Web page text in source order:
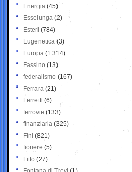
Energia (45)
Esselunga (2)
Esteri (784)
Eugenetica (3)
Europa (1.314)
Fassino (13)
federalismo (167)
Ferrara (21)
Ferretti (6)
ferrovie (133)
finanziaria (325)
Fini (821)
fioriere (5)
Fitto (27)